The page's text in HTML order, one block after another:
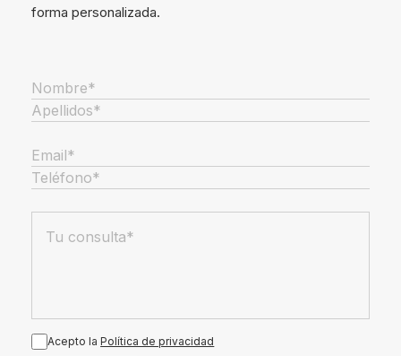
forma personalizada.
Acepto laPolítica de privacidad